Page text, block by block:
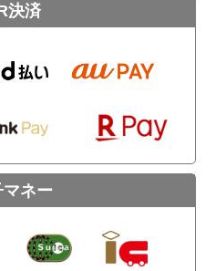
決済
マネー